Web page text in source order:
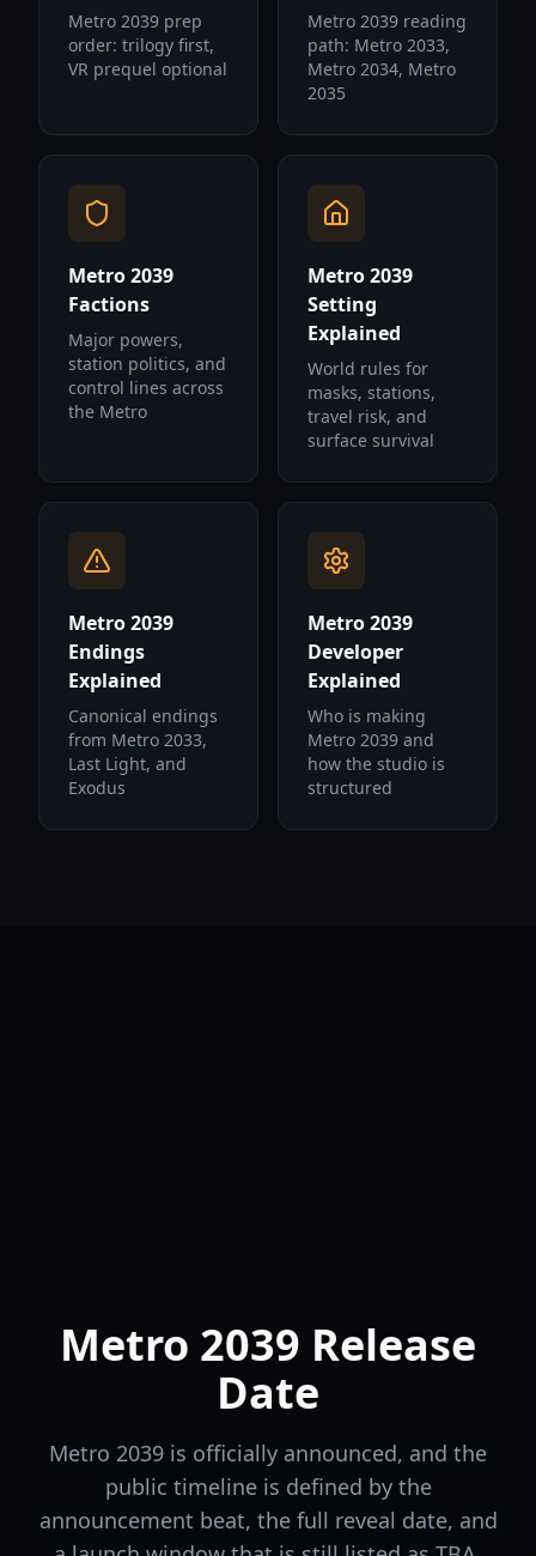
Metro 2039 prep
order: trilogy first,
VR prequel optional
Metro 2039 reading
path: Metro 2033,
Metro 2034, Metro
2035
Metro 2039
Factions
Major powers,
station politics, and
control lines across
the Metro
Metro 2039
Setting
Explained
World rules for
masks, stations,
travel risk, and
surface survival
Metro 2039
Endings
Explained
Canonical endings
from Metro 2033,
Last Light, and
Exodus
Metro 2039
Developer
Explained
Who is making
Metro 2039 and
how the studio is
structured
Metro 2039 Release
Date
Metro 2039 is officially announced, and the
public timeline is defined by the
announcement beat, the full reveal date, and